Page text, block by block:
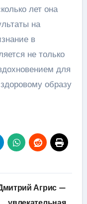
лет она
на
в
не только
для
образу
Агрис —